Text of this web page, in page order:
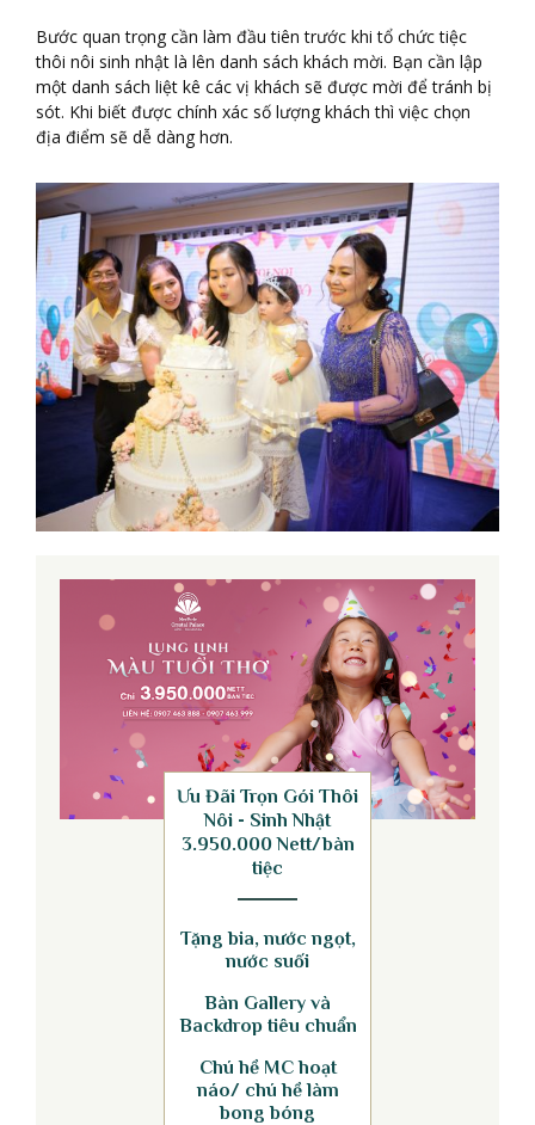
Bước quan trọng cần làm đầu tiên trước khi tổ chức tiệc
thôi nôi sinh nhật là lên danh sách khách mời. Bạn cần lập
một danh sách liệt kê các vị khách sẽ được mời để tránh bị
sót. Khi biết được chính xác số lượng khách thì việc chọn
địa điểm sẽ dễ dàng hơn.
Ưu Đãi Trọn Gói Thôi
Nôi - Sinh Nhật
3.950.000 Nett/bàn
tiệc
Tặng bia, nước ngọt,
nước suối
Bàn Gallery và
Backdrop tiêu chuẩn
Chú hề MC hoạt
náo/ chú hề làm
bong bóng